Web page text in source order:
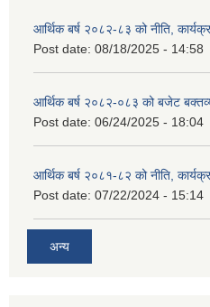
आर्थिक बर्ष २०८२-८३ को नीति,
Post date: 08/18/2025 - 14:58
आर्थिक बर्ष २०८२-०८३ को बजेट
Post date: 06/24/2025 - 18:04
आर्थिक बर्ष २०८१-८२ को नीति,
Post date: 07/22/2024 - 15:14
अन्य